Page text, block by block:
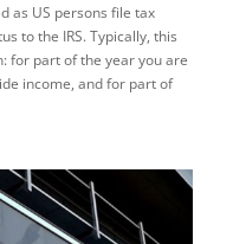
as US persons file tax
to the IRS. Typically, this
for part of the year you are
income, and for part of